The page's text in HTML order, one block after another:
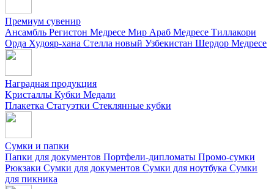
Премиум сувенир
Ансамбль Регистон Медресе Мир Араб Медресе Тиллакори
Орда Худояр-хана Стелла новый Узбекистан Шердор Медресе
Наградная продукция
Kристаллы Кубки Медали
Плакетка Статуэтки Стеклянные кубки
Сумки и папки
Папки для документов Портфели-дипломаты Промо-сумки
Рюкзаки Сумки для документов Сумки для ноутбука Сумки
для пикника